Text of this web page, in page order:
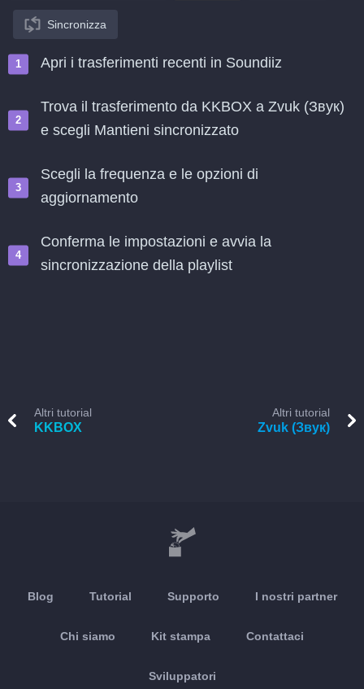
Sincronizza
Apri i trasferimenti recenti in Soundiiz
Trova il trasferimento da KKBOX a Zvuk (Звук)
e scegli Mantieni sincronizzato
Scegli la frequenza e le opzioni di
aggiornamento
Conferma le impostazioni e avvia la
sincronizzazione della playlist
Altri tutorial
KKBOX
Altri tutorial
Zvuk (Звук)
Blog Tutorial Supporto I nostri partner
Chi siamo Kit stampa Contattaci
Sviluppatori